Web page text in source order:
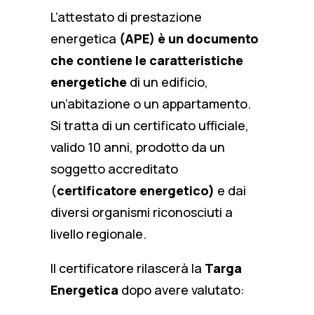
L’attestato di prestazione
energetica (APE) è un documento
che contiene le caratteristiche
energetiche di un edificio,
un’abitazione o un appartamento.
Si tratta di un certificato ufficiale,
valido 10 anni, prodotto da un
soggetto accreditato
(certificatore energetico) e dai
diversi organismi riconosciuti a
livello regionale.
Il certificatore rilascerà la Targa
Energetica dopo avere valutato: